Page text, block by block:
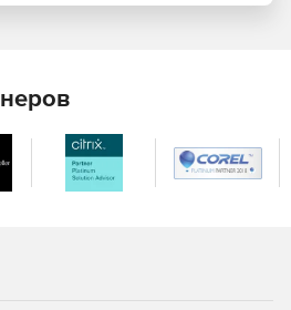
данных;
и другие дистанционные или
использования
трехмерных